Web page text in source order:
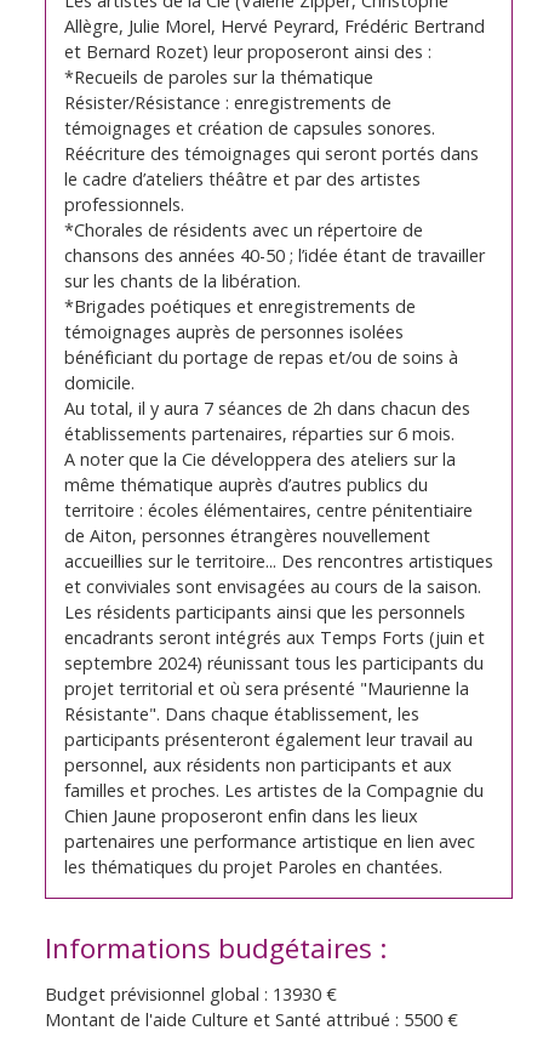
Allègre, Julie Morel, Hervé Peyrard, Frédéric Bertrand
et Bernard Rozet) leur proposeront ainsi des :
*Recueils de paroles sur la thématique
Résister/Résistance : enregistrements de
témoignages et création de capsules sonores.
Réécriture des témoignages qui seront portés dans
le cadre d’ateliers théâtre et par des artistes
professionnels.
*Chorales de résidents avec un répertoire de
chansons des années 40-50 ; l’idée étant de travailler
sur les chants de la libération.
*Brigades poétiques et enregistrements de
témoignages auprès de personnes isolées
bénéficiant du portage de repas et/ou de soins à
domicile.
Au total, il y aura 7 séances de 2h dans chacun des
établissements partenaires, réparties sur 6 mois.
A noter que la Cie développera des ateliers sur la
même thématique auprès d’autres publics du
territoire : écoles élémentaires, centre pénitentiaire
de Aiton, personnes étrangères nouvellement
accueillies sur le territoire... Des rencontres artistiques
et conviviales sont envisagées au cours de la saison.
Les résidents participants ainsi que les personnels
encadrants seront intégrés aux Temps Forts (juin et
septembre 2024) réunissant tous les participants du
projet territorial et où sera présenté "Maurienne la
Résistante". Dans chaque établissement, les
participants présenteront également leur travail au
personnel, aux résidents non participants et aux
familles et proches. Les artistes de la Compagnie du
Chien Jaune proposeront enfin dans les lieux
partenaires une performance artistique en lien avec
les thématiques du projet Paroles en chantées.
Informations budgétaires :
Budget prévisionnel global : 13930 €
Montant de l'aide Culture et Santé attribué : 5500 €